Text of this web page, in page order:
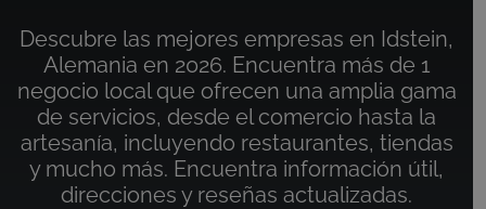
Descubre las mejores empresas en Idstein,
Alemania en 2026. Encuentra más de 1
negocio local que ofrecen una amplia gama
de servicios, desde el comercio hasta la
artesanía, incluyendo restaurantes, tiendas
y mucho más. Encuentra información útil,
direcciones y reseñas actualizadas.